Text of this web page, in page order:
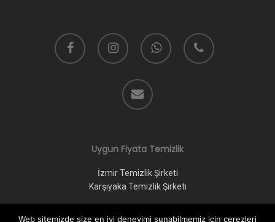
facebook instagram whatsapp phone
email
Uygun Fiyata Temizlik
İzmir Temizlik Şirketi
Karşıyaka Temizlik Şirketi
Web sitemizde size en iyi deneyimi sunabilmemiz için çerezleri